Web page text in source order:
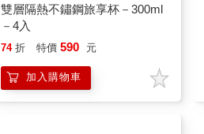
雙層隔熱不鏽鋼旅享杯－300ml
－4入
74 折 特價 590 元
加入購物車